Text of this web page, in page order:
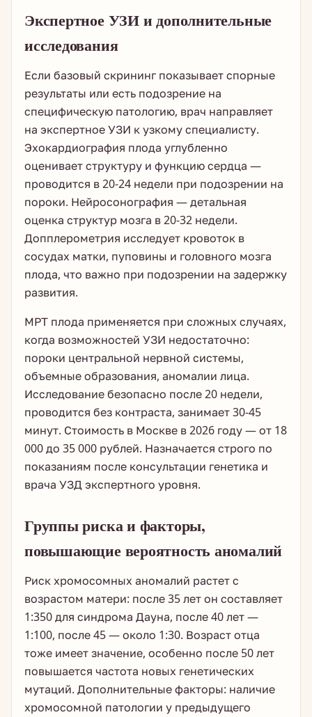
Экспертное УЗИ и дополнительные
исследования
Если базовый скрининг показывает спорные
результаты или есть подозрение на
специфическую патологию, врач направляет
на экспертное УЗИ к узкому специалисту.
Эхокардиография плода углубленно
оценивает структуру и функцию сердца —
проводится в 20-24 недели при подозрении на
пороки. Нейросонография — детальная
оценка структур мозга в 20-32 недели.
Допплерометрия исследует кровоток в
сосудах матки, пуповины и головного мозга
плода, что важно при подозрении на задержку
развития.
МРТ плода применяется при сложных случаях,
когда возможностей УЗИ недостаточно:
пороки центральной нервной системы,
объемные образования, аномалии лица.
Исследование безопасно после 20 недели,
проводится без контраста, занимает 30-45
минут. Стоимость в Москве в 2026 году — от 18
000 до 35 000 рублей. Назначается строго по
показаниям после консультации генетика и
врача УЗД экспертного уровня.
Группы риска и факторы,
повышающие вероятность аномалий
Риск хромосомных аномалий растет с
возрастом матери: после 35 лет он составляет
1:350 для синдрома Дауна, после 40 лет —
1:100, после 45 — около 1:30. Возраст отца
тоже имеет значение, особенно после 50 лет
повышается частота новых генетических
мутаций. Дополнительные факторы: наличие
хромосомной патологии у предыдущего